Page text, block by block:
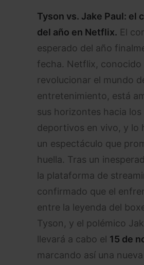
Tyson vs. Jake Paul: el
del año en Netflix. El
esperado del año
fecha. Netflix, conocido
revolucionar el mundo
entretenimiento, está
sus horizontes hacia
deportivos en vivo, y lo
un espectáculo que
huella. Tras un
la plataforma de
confirmado que el
entre la leyenda del
Tyson, y el polémico
llevará a cabo el 15 de
marcando así una